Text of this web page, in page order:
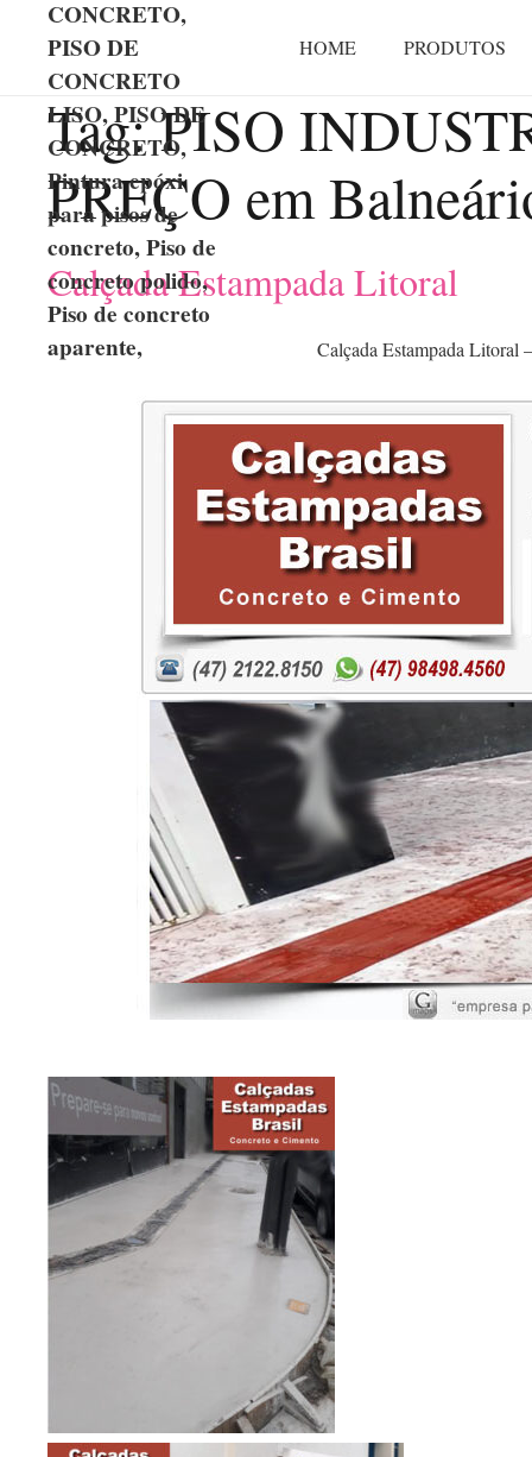
CONCRETO,
PISO DE
CONCRETO
LISO, PISO DE
CONCRETO,
Pintura epóxi
para pisos de
concreto, Piso de
concreto polido,
Piso de concreto
aparente,
HOME PRODUTOS
Tag:PISO
PREÇO em
Calçada Estampada Litoral
Calçada Estampada Litoral